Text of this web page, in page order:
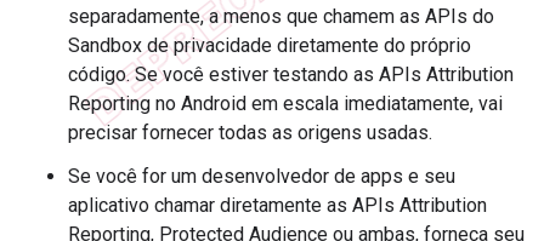
separadamente, a menos que chamem as APIs do
Sandbox de privacidade diretamente do próprio
código. Se você estiver testando as APIs Attribution
Reporting no Android em escala imediatamente, vai
precisar fornecer todas as origens usadas.
Se você for um desenvolvedor de apps e seu
aplicativo chamar diretamente as APIs Attribution
Reporting, Protected Audience ou ambas, forneça seu